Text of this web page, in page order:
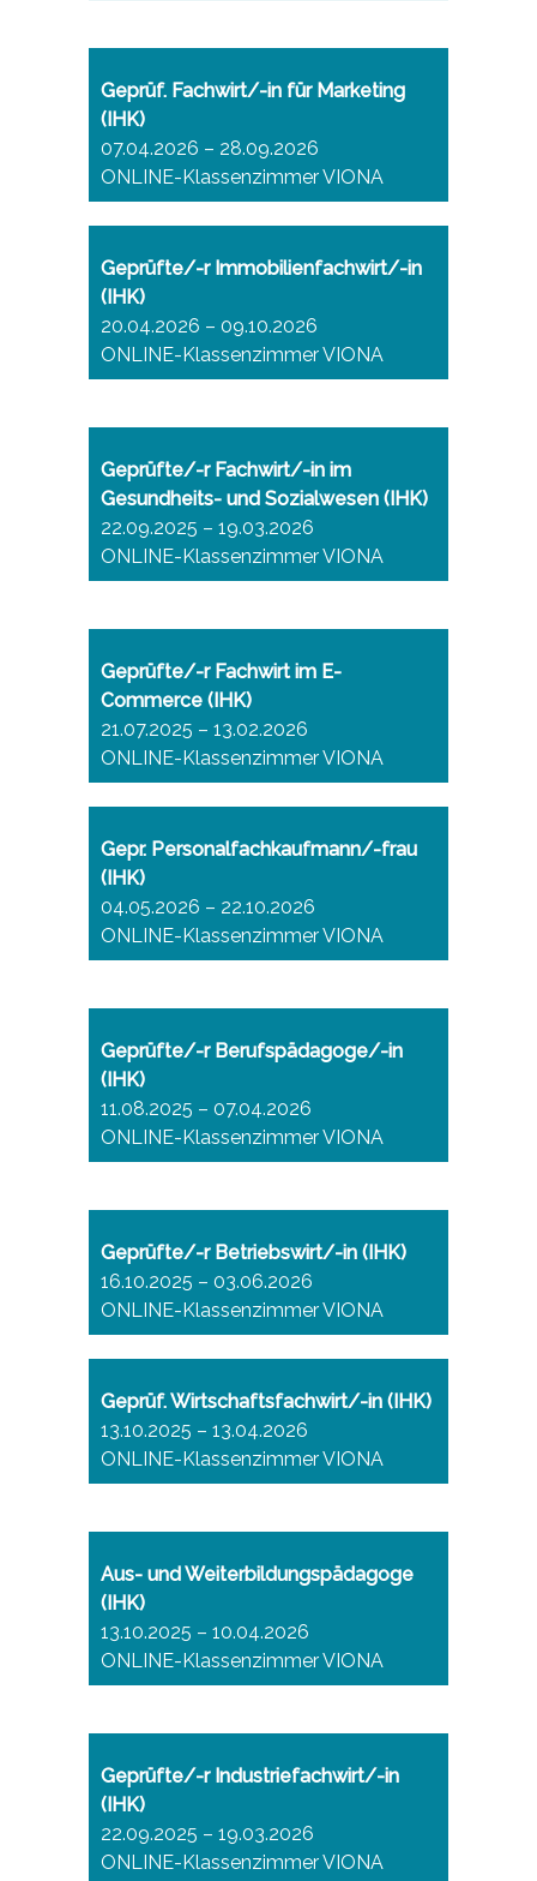
Geprüf. Fachwirt/-in für Marketing
(IHK)
07.04.2026 – 28.09.2026
ONLINE-Klassenzimmer VIONA
Geprüfte/-r Immobilienfachwirt/-in
(IHK)
20.04.2026 – 09.10.2026
ONLINE-Klassenzimmer VIONA
Geprüfte/-r Fachwirt/-in im
Gesundheits- und Sozialwesen (IHK)
22.09.2025 – 19.03.2026
ONLINE-Klassenzimmer VIONA
Geprüfte/-r Fachwirt im E-
Commerce (IHK)
21.07.2025 – 13.02.2026
ONLINE-Klassenzimmer VIONA
Gepr. Personalfachkaufmann/-frau
(IHK)
04.05.2026 – 22.10.2026
ONLINE-Klassenzimmer VIONA
Geprüfte/-r Berufspädagoge/-in
(IHK)
11.08.2025 – 07.04.2026
ONLINE-Klassenzimmer VIONA
Geprüfte/-r Betriebswirt/-in (IHK)
16.10.2025 – 03.06.2026
ONLINE-Klassenzimmer VIONA
Geprüf. Wirtschaftsfachwirt/-in (IHK)
13.10.2025 – 13.04.2026
ONLINE-Klassenzimmer VIONA
Aus- und Weiterbildungspädagoge
(IHK)
13.10.2025 – 10.04.2026
ONLINE-Klassenzimmer VIONA
Geprüfte/-r Industriefachwirt/-in
(IHK)
22.09.2025 – 19.03.2026
ONLINE-Klassenzimmer VIONA